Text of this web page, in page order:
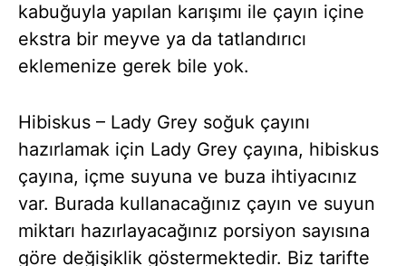
kabuğuyla yapılan karışımı ile çayın içine
ekstra bir meyve ya da tatlandırıcı
eklemenize gerek bile yok.
Hibiskus – Lady Grey soğuk çayını
hazırlamak için Lady Grey çayına, hibiskus
çayına, içme suyuna ve buza ihtiyacınız
var. Burada kullanacağınız çayın ve suyun
miktarı hazırlayacağınız porsiyon sayısına
göre değişiklik göstermektedir. Biz tarifte